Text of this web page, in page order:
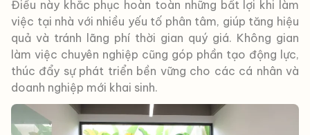
Điều này khắc phục hoàn toàn những bất lợi khi làm
việc tại nhà với nhiều yếu tố phân tâm, giúp tăng hiệu
quả và tránh lãng phí thời gian quý giá. Không gian
làm việc chuyên nghiệp cũng góp phần tạo động lực,
thúc đẩy sự phát triển bền vững cho các cá nhân và
doanh nghiệp mới khai sinh.